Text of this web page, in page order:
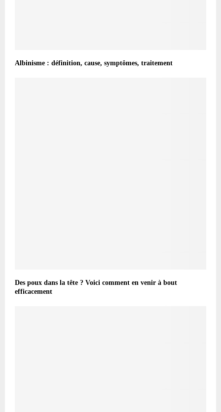
Albinisme : définition, cause, symptômes, traitement
Des poux dans la tête ? Voici comment en venir à bout
efficacement